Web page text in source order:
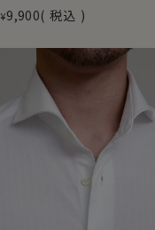
¥9,900 税込